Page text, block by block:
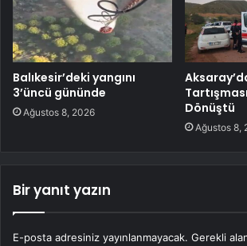
Balıkesir’deki yangını
3’üncü gününde
Ağustos 8, 2026
Dönüştü
Ağustos 8,
Bir yanıt yazın
E-posta adresiniz yayınlanmayacak. Gerekli